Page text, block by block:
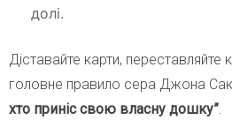
долі.
Діставайте карти, переставляйте
головне правило сера Джона
хто приніс свою власну дошку”